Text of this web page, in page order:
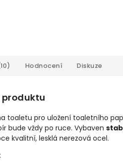
Hodnocení Diskuze
toaletu pro uložení toaletního
bude vždy po ruce. Vybaven
kvalitní, lesklá nerezová ocel.